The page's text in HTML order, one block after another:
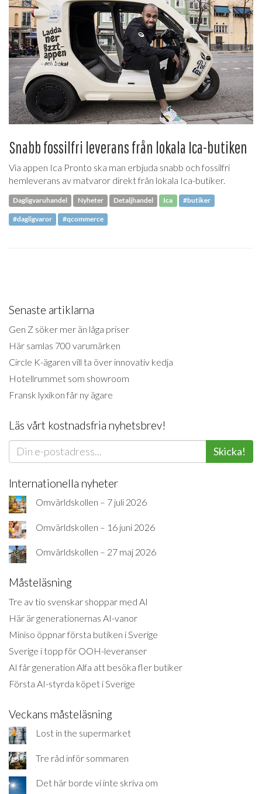
Snabb fossilfri leverans från lokala Ica-butiken
Via appen Ica Pronto ska man erbjuda snabb och fossilfri
hemleverans av matvaror direkt från lokala Ica-butiker.
Dagligvaruhandel Nyheter Detaljhandel Ica #butiker
#dagligvaror #qcommerce
Senaste artiklarna
Gen Z söker mer än låga priser
Här samlas 700 varumärken
Circle K-ägaren vill ta över innovativ kedja
Hotellrummet som showroom
Fransk lyxikon får ny ägare
Läs vårt kostnadsfria nyhetsbrev!
Skicka!
Internationella nyheter
Omvärldskollen – 7 juli 2026
Omvärldskollen – 16 juni 2026
Omvärldskollen – 27 maj 2026
Måsteläsning
Tre av tio svenskar shoppar med AI
Här är generationernas AI-vanor
Miniso öppnar första butiken i Sverige
Sverige i topp för OOH-leveranser
AI får generation Alfa att besöka fler butiker
Första AI-styrda köpet i Sverige
Veckans måsteläsning
Lost in the supermarket
Tre råd inför sommaren
Det här borde vi inte skriva om